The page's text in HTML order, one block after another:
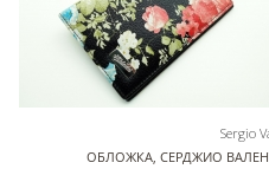
Sergio
ОБЛОЖКА, СЕРДЖИО